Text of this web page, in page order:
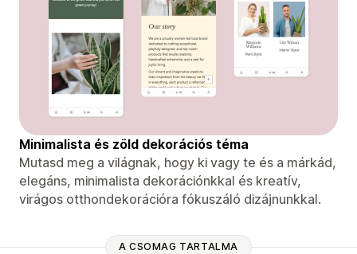
Minimalista és zöld dekorációs téma
Mutasd meg a világnak, hogy ki vagy te és a márkád,
elegáns, minimalista dekorációnkkal és kreatív,
virágos otthondekorációra fókuszáló dizájnunkkal.
A CSOMAG TARTALMA